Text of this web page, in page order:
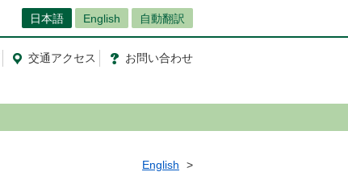
日本語 English 自動翻訳
交通アクセス お問い合わせ
English